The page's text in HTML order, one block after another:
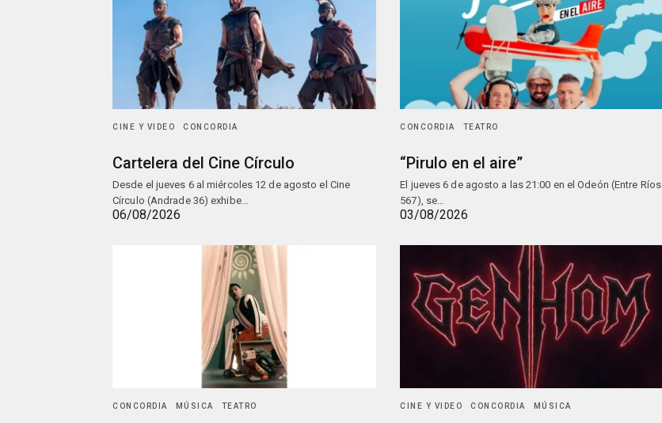
CINE Y VIDEO CONCORDIA
Cartelera del Cine Círculo
Desde el jueves 6 al miércoles 12 de agosto el Cine
Círculo (Andrade 36) exhibe…
06/08/2026
CONCORDIA TEATRO
“Pirulo en el aire”
El jueves 6 de agosto a las 21:00 en el Odeón (Entre Ríos
567), se…
03/08/2026
CONCORDIA MÚSICA TEATRO CINE Y VIDEO CONCORDIA MÚSICA